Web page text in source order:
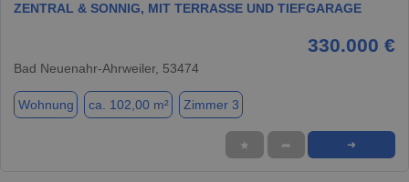
ZENTRAL & SONNIG, MIT TERRASSE UND TIEFGARAGE
330.000 €
Bad Neuenahr-Ahrweiler, 53474
Wohnung ca. 102,00 m² Zimmer 3
★ ➦ ➜